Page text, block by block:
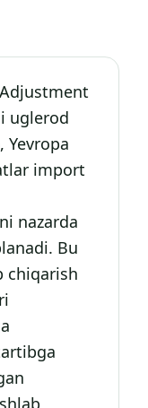
uglerod
import
nazarda
Bu
chiqarish